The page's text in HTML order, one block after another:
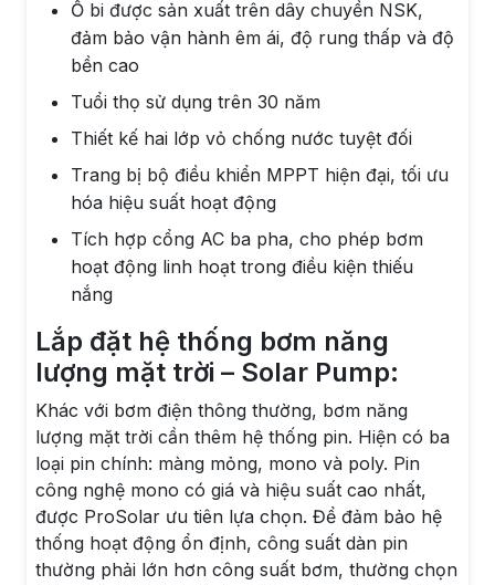
Ổ bi được sản xuất trên dây chuyền NSK,
đảm bảo vận hành êm ái, độ rung thấp và độ
bền cao
Tuổi thọ sử dụng trên 30 năm
Thiết kế hai lớp vỏ chống nước tuyệt đối
Trang bị bộ điều khiển MPPT hiện đại, tối ưu
hóa hiệu suất hoạt động
Tích hợp cổng AC ba pha, cho phép bơm
hoạt động linh hoạt trong điều kiện thiếu
nắng
Lắp đặt hệ thống bơm năng
lượng mặt trời – Solar Pump:
Khác với bơm điện thông thường, bơm năng
lượng mặt trời cần thêm hệ thống pin. Hiện có ba
loại pin chính: màng mỏng, mono và poly. Pin
công nghệ mono có giá và hiệu suất cao nhất,
được ProSolar ưu tiên lựa chọn. Để đảm bảo hệ
thống hoạt động ổn định, công suất dàn pin
thường phải lớn hơn công suất bơm, thường chọn